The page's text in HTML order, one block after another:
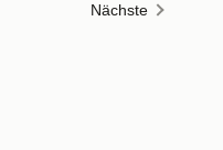
Nächste